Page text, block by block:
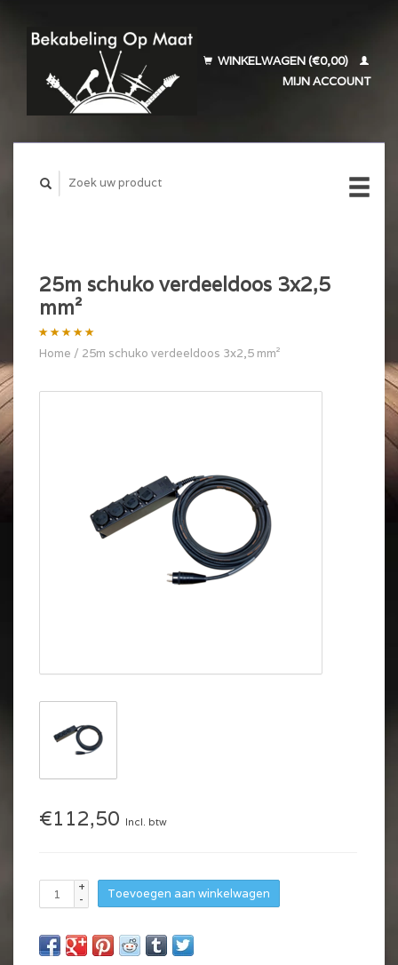
WINKELWAGEN (€0,00)
MIJN ACCOUNT
25m schuko verdeeldoos 3x2,5
mm²
Home / 25m schuko verdeeldoos 3x2,5 mm²
€112,50 Incl. btw
+
-
Toevoegen aan winkelwagen